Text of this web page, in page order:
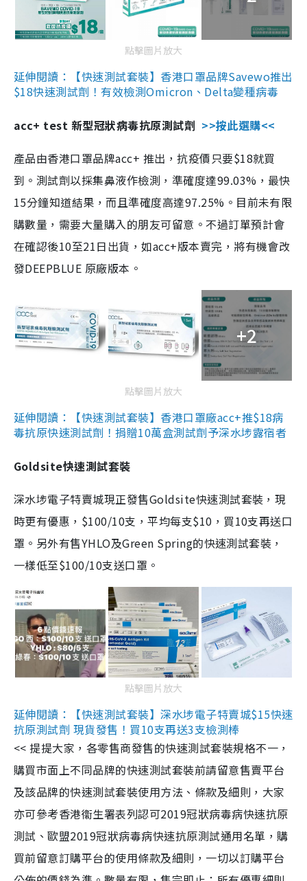
點擊圖片放大
延伸閱讀：【快速測試套裝】香港口罩品牌Savewo推出
$18快速測試劑！有效檢測Omicron、Delta變種病毒
acc+ test 新型冠狀病毒抗原測試劑 >>按此選購<<
產品由香港口罩品牌acc+ 推出，抗疫價只要$18就買
到。測試劑以採集鼻液作檢測，準確度達99.03%，最快
15分鐘知道結果，而且準確度高達97.25%。目前未有限
購數量，需要大量購入的朋友可留意。不過訂單預計會
在確認後10至21日出貨，如acc+版本賣完，將有機會改
發DEEPBLUE 原廠版本。
+2
點擊圖片放大
延伸閱讀：【快速測試套裝】香港口罩廠acc+推$18病
毒抗原快速測試劑！捐贈10萬盒測試劑予深水埗露宿者
Goldsite快速測試套裝
深水埗電子特賣城現正發售Goldsite快速測試套裝，現
時更有優惠，$100/10支，平均每支$10，買10支再送口
罩。另外有售YHLO及Green Spring的快速測試套裝，
一樣低至$100/10支送口罩。
點擊圖片放大
延伸閱讀：【快速測試套裝】深水埗電子特賣城$15快速
抗原測試劑 現貨發售！買10支再送3支檢測棒
<< 提提大家，各零售商發售的快速測試套裝規格不一，
購買市面上不同品牌的快速測試套裝前請留意售賣平台
及該品牌的快速測試套裝使用方法、條款及細則，大家
亦可參考香港衞生署表列認可2019冠狀病毒病快速抗原
測試、歐盟2019冠狀病毒病快速抗原測試通用名單，購
買前留意訂購平台的使用條款及細則，一切以訂購平台